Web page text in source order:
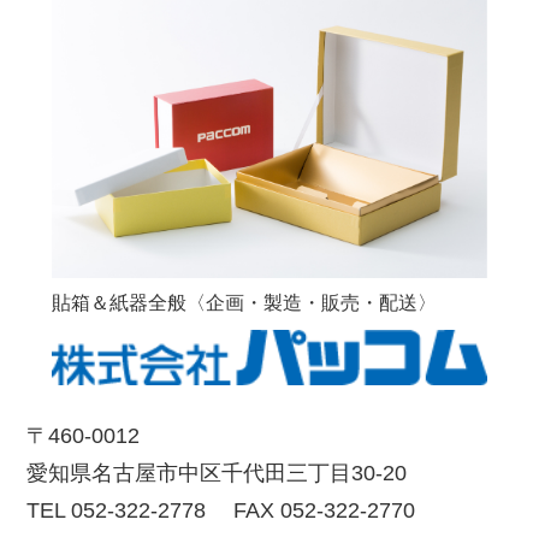
貼箱＆紙器全般〈企画・製造・販売・配送〉
〒460-0012
愛知県名古屋市中区千代田三丁目30-20
TEL 052-322-2778 FAX 052-322-2770